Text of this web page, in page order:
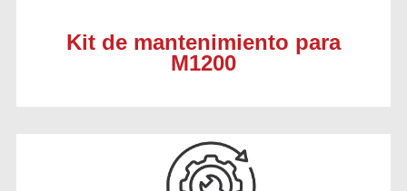
Kit de mantenimiento para
M1200